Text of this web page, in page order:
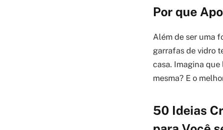
Por que
Além de ser uma
garrafas de vidro
casa. Imagina
mesma? E o
50 Ideias